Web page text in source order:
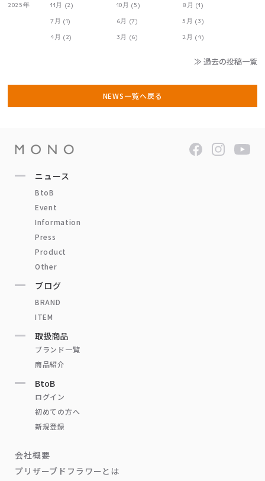
2025年
11月 (2) 10月 (5)
8月 (1)
7月 (1)
6月 (7)
5月 (3)
4月 (2)
3月 (6) 2月 (4)
≫ 過去の投稿一覧
NEWS一覧へ戻る
ニュース
BtoB
Event
Information
Press
Product
Other
ブログ
BRAND
ITEM
取扱商品
ブランド一覧
商品紹介
BtoB
ログイン
初めての方へ
新規登録
会社概要
プリザーブドフラワーとは